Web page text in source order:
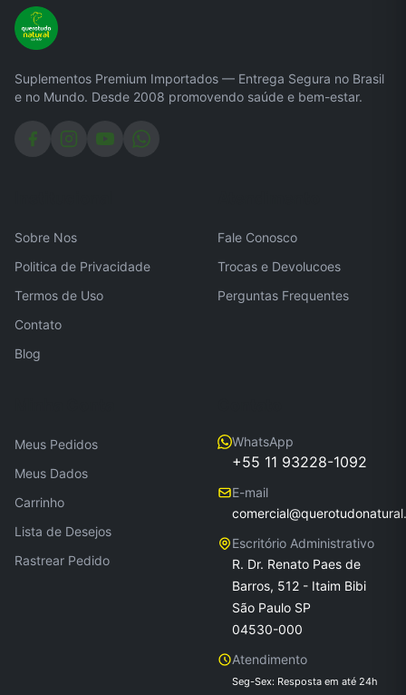
Suplementos Premium Importados — Entrega Segura no Brasil
e no Mundo. Desde 2008 promovendo saúde e bem-estar.
Sobre Nos
Politica de Privacidade
Termos de Uso
Contato
Blog
Fale Conosco
Trocas e Devolucoes
Perguntas Frequentes
Meus Pedidos
Meus Dados
Carrinho
Lista de Desejos
Rastrear Pedido
WhatsApp
+55 11 93228-1092
E-mail
Escritório Administrativo
R. Dr. Renato Paes de
Barros, 512 - Itaim Bibi
São Paulo SP
04530-000
Atendimento
Seg-Sex: Resposta em até 24h